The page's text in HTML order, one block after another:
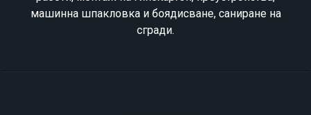
машинна шпакловка и боядисване, саниране на
сгради.